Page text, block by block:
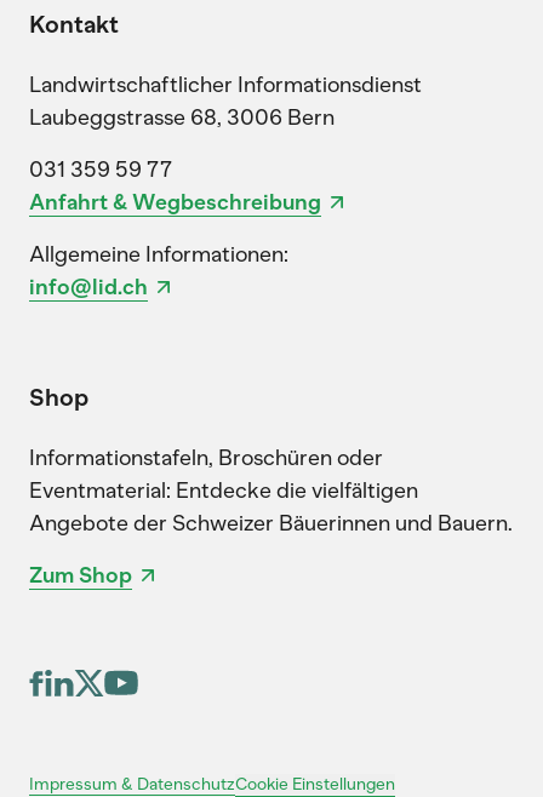
Kontakt
Landwirtschaftlicher Informationsdienst
Laubeggstrasse 68, 3006 Bern
031 359 59 77
Anfahrt & Wegbeschreibung
Allgemeine Informationen:
info@lid.ch
Shop
Informationstafeln, Broschüren oder
Eventmaterial: Entdecke die vielfältigen
Angebote der Schweizer Bäuerinnen und Bauern.
Zum Shop
Impressum & DatenschutzCookie Einstellungen